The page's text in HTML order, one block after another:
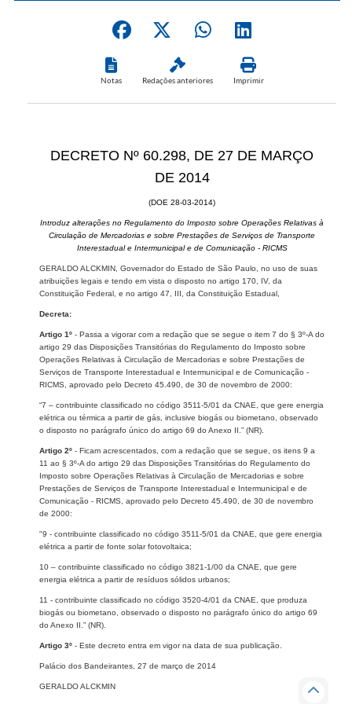
Notas Redações anteriores Imprimir
DECRETO Nº 60.298, DE 27 DE MARÇO
DE 2014
(DOE 28-03-2014)
Introduz alterações no Regulamento do Imposto sobre Operações Relativas à
Circulação de Mercadorias e sobre Prestações de Serviços de Transporte
Interestadual e Intermunicipal e de Comunicação - RICMS
GERALDO ALCKMIN, Governador do Estado de São Paulo, no uso de suas
atribuições legais e tendo em vista o disposto no artigo 170, IV, da
Constituição Federal, e no artigo 47, III, da Constituição Estadual,
Decreta:
Artigo 1º - Passa a vigorar com a redação que se segue o item 7 do § 3º-A do
artigo 29 das Disposições Transitórias do Regulamento do Imposto sobre
Operações Relativas à Circulação de Mercadorias e sobre Prestações de
Serviços de Transporte Interestadual e Intermunicipal e de Comunicação -
RICMS, aprovado pelo Decreto 45.490, de 30 de novembro de 2000:
“7 – contribuinte classificado no código 3511-5/01 da CNAE, que gere energia
elétrica ou térmica a partir de gás, inclusive biogás ou biometano, observado
o disposto no parágrafo único do artigo 69 do Anexo II.” (NR).
Artigo 2º - Ficam acrescentados, com a redação que se segue, os itens 9 a
11 ao § 3º-A do artigo 29 das Disposições Transitórias do Regulamento do
Imposto sobre Operações Relativas à Circulação de Mercadorias e sobre
Prestações de Serviços de Transporte Interestadual e Intermunicipal e de
Comunicação - RICMS, aprovado pelo Decreto 45.490, de 30 de novembro
de 2000:
"9 - contribuinte classificado no código 3511-5/01 da CNAE, que gere energia
elétrica a partir de fonte solar fotovoltaica;
10 – contribuinte classificado no código 3821-1/00 da CNAE, que gere
energia elétrica a partir de resíduos sólidos urbanos;
11 - contribuinte classificado no código 3520-4/01 da CNAE, que produza
biogás ou biometano, observado o disposto no parágrafo único do artigo 69
do Anexo II.” (NR).
Artigo 3º - Este decreto entra em vigor na data de sua publicação.
Palácio dos Bandeirantes, 27 de março de 2014
GERALDO ALCKMIN